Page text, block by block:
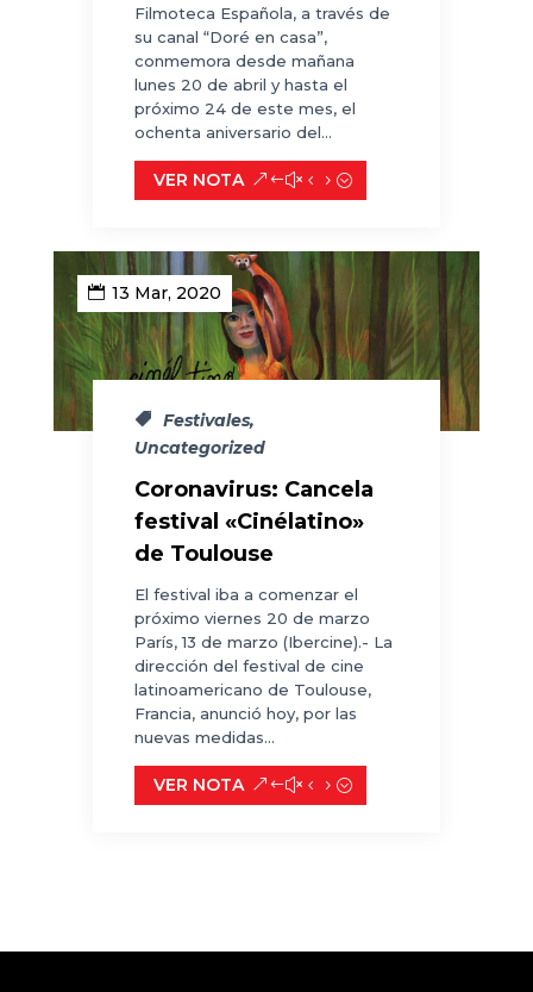
Filmoteca Española, a través de
su canal “Doré en casa”,
conmemora desde mañana
lunes 20 de abril y hasta el
próximo 24 de este mes, el
ochenta aniversario del...
VER NOTA
13 Mar, 2020
Festivales,
Uncategorized
Coronavirus: Cancela
festival «Cinélatino»
de Toulouse
El festival iba a comenzar el
próximo viernes 20 de marzo
París, 13 de marzo (Ibercine).- La
dirección del festival de cine
latinoamericano de Toulouse,
Francia, anunció hoy, por las
nuevas medidas...
VER NOTA